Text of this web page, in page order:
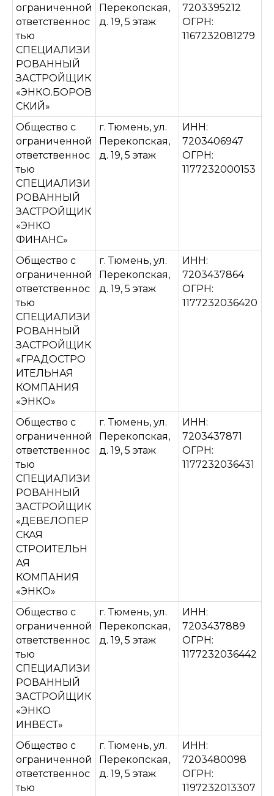
ограниченной
ответственнос
тью
СПЕЦИАЛИЗИ
РОВАННЫЙ
ЗАСТРОЙЩИК
«ЭНКО.БОРОВ
СКИЙ»
Перекопская,
д. 19, 5 этаж
7203395212
ОГРН:
1167232081279
Общество с
ограниченной
ответственнос
тью
СПЕЦИАЛИЗИ
РОВАННЫЙ
ЗАСТРОЙЩИК
«ЭНКО
ФИНАНС»
г. Тюмень, ул.
Перекопская,
д. 19, 5 этаж
ИНН:
7203406947
ОГРН:
1177232000153
Общество с
ограниченной
ответственнос
тью
СПЕЦИАЛИЗИ
РОВАННЫЙ
ЗАСТРОЙЩИК
«ГРАДОСТРО
ИТЕЛЬНАЯ
КОМПАНИЯ
«ЭНКО»
г. Тюмень, ул.
Перекопская,
д. 19, 5 этаж
ИНН:
7203437864
ОГРН:
1177232036420
Общество с
ограниченной
ответственнос
тью
СПЕЦИАЛИЗИ
РОВАННЫЙ
ЗАСТРОЙЩИК
«ДЕВЕЛОПЕР
СКАЯ
СТРОИТЕЛЬН
АЯ
КОМПАНИЯ
«ЭНКО»
г. Тюмень, ул.
Перекопская,
д. 19, 5 этаж
ИНН:
7203437871
ОГРН:
1177232036431
Общество с
ограниченной
ответственнос
тью
СПЕЦИАЛИЗИ
РОВАННЫЙ
ЗАСТРОЙЩИК
«ЭНКО
ИНВЕСТ»
г. Тюмень, ул.
Перекопская,
д. 19, 5 этаж
ИНН:
7203437889
ОГРН:
1177232036442
Общество с
ограниченной
ответственнос
тью
г. Тюмень, ул.
Перекопская,
д. 19, 5 этаж
ИНН:
7203480098
ОГРН:
1197232013307